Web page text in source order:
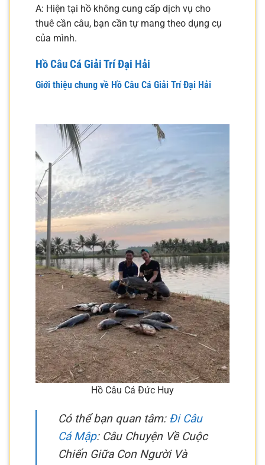
A: Hiện tại hồ không cung cấp dịch vụ cho
thuê cần câu, bạn cần tự mang theo dụng cụ
của mình.
Hồ Câu Cá Giải Trí Đại Hải
Giới thiệu chung về Hồ Câu Cá Giải Trí Đại Hải
Hồ Câu Cá Đức Huy
Có thể bạn quan tâm: Đi Câu
Cá Mập: Câu Chuyện Về Cuộc
Chiến Giữa Con Người Và